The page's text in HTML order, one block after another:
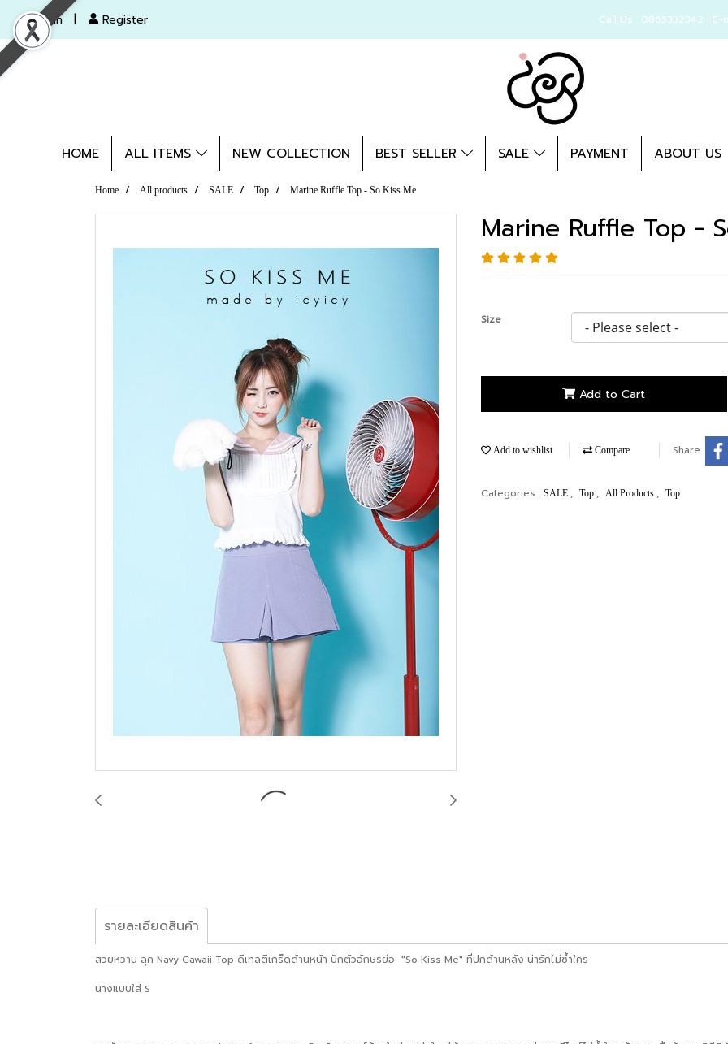
Login Register Call Us : 0865332342 l E-
HOME ALL ITEMS NEW COLLECTION BEST SELLER SALE PAYMENT ABOUT US
Home All products SALE Top Marine Ruffle Top - So Kiss Me
Marine Ruffle Top -
Size
Add to Cart
Add to wishlist Compare Share
Categories : SALE Top All Products Top
รายละเอียดสินค้า
สวยหวาน ลุค Navy Cawaii Top ดีเทลตีเกร็ดด้านหน้า ปักตัวอักษรย่อ "So Kiss Me" ที่ปกด้านหลัง น่ารักไม่ซ้ำใคร
นางแบบใส่ S